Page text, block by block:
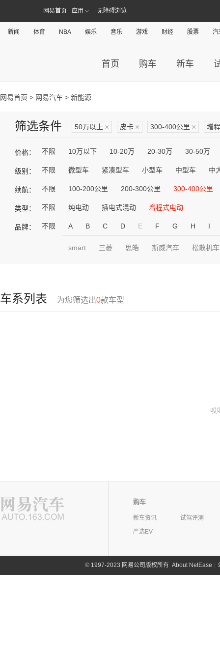
网易首页 应用 无障碍浏览
新闻 体育 NBA 娱乐 音乐 游戏 财经 股票 汽
首页 购车 新车
网易首页 > 网易汽车 > 新能源
筛选条件 50万以上 × 皮卡 × 300-400公里 × 增
价格： 不限 10万以下 10-20万 20-30万 30-50万
级别： 不限 微型车 紧凑型车 小型车 中型车 中
续航： 不限 100-200公里 200-300公里 300-400公里
类型： 不限 纯电动 插电式混动 增程式电动
品牌： 不限 A B C D E F G H I
smart 三菱 思皓 斯威汽车 松散机车
车系列表 为您筛选出0款车型
哎
购车
新车资讯
试驾评测
严选EV
©1997-2023 网易公司版权所有 About NetEase